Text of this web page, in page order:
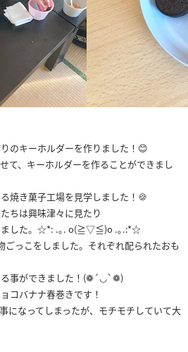
のキーホルダーを作りました！😊
て、キーホルダーを作ることができまし
焼き菓子工場を見学しました！🍪
ちは興味津々に見たり
ました。☆*: .｡. o(≧▽≦)o .｡.:*☆
ごっこをしました。それぞれ配られたおも
る事ができました！(❁´◡`❁)
コバナナ春巻きです！
になってしまったが、モチモチしていて大